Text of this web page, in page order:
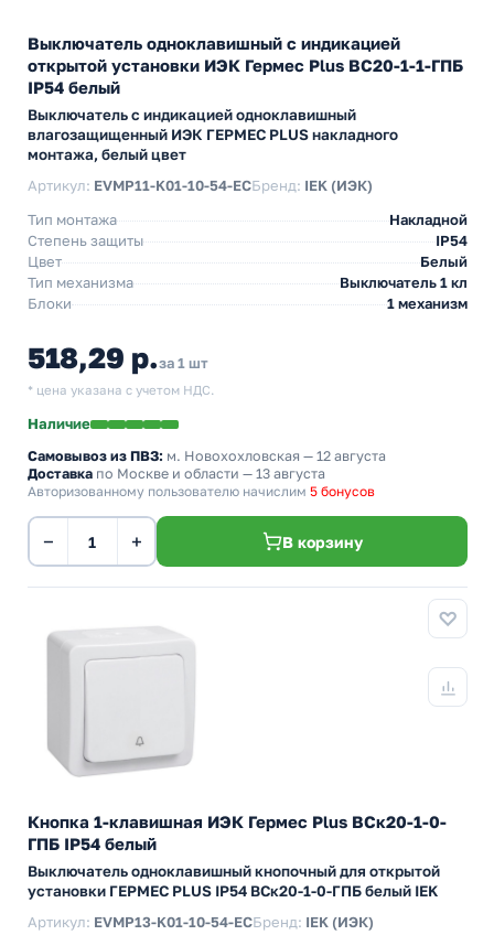
Выключатель одноклавишный с индикацией
открытой установки ИЭК Гермес Plus ВС20-1-1-ГПБ
IP54 белый
Выключатель с индикацией одноклавишный
влагозащищенный ИЭК ГЕРМЕС PLUS накладного
монтажа, белый цвет
Артикул: EVMP11-K01-10-54-ECБренд: IEK (ИЭК)
Тип монтажа
Накладной
Степень защиты
IP54
Цвет
Белый
Тип механизма
Выключатель 1 кл
Блоки
1 механизм
518,29 р.за 1 шт
* цена указана с учетом НДС.
Наличие
Самовывоз из ПВЗ: м. Новохохловская — 12 августа
Доставка по Москве и области — 13 августа
Авторизованному пользователю начислим 5 бонусов
− + В корзину
Кнопка 1-клавишная ИЭК Гермес Plus ВСк20-1-0-
ГПБ IP54 белый
Выключатель одноклавишный кнопочный для открытой
установки ГЕРМЕС PLUS IP54 ВСк20-1-0-ГПБ белый IEK
Артикул: EVMP13-K01-10-54-ECБренд: IEK (ИЭК)